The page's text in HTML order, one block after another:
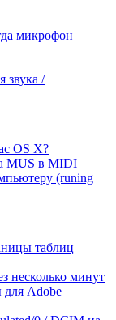
микрофон
звука /
OS X?
MUS в MIDI
(runing
таблиц
несколько минут
для Adobe